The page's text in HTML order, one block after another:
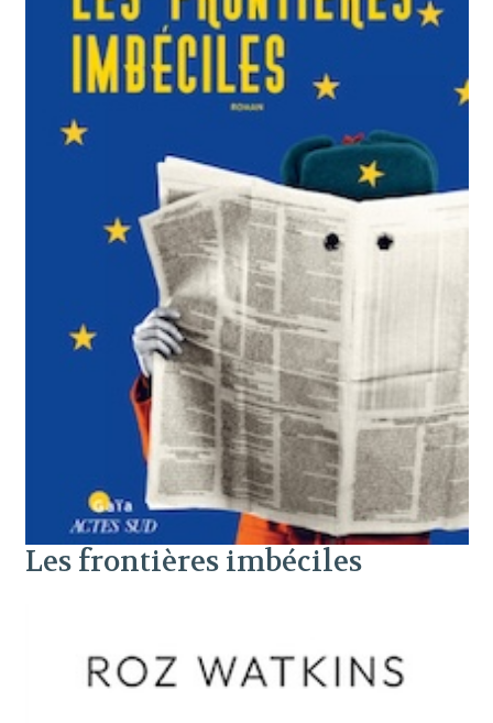
Les frontières imbéciles